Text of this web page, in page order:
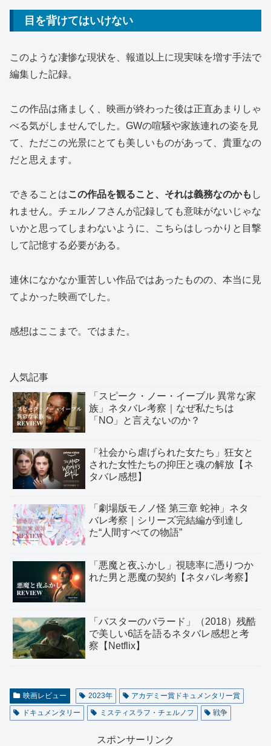
目を背けてはいけない
このような凄惨な現状を、報道以上に現実味を増す手法で
編集した記録。
この作品は痛ましく、映画が終わった後は正直あまりしゃ
べる気がしませんでした。GWの喧騒や家族連れの姿を見
て、ただこの光景にとても美しいものがあって、貴重なの
だと思えます。
できることはこの作品を観ること、それは義務なのかも し
れません。チェルノフさんが記録しても意味がないじゃな
いかと思ってしまわないように、こちらはしっかりと目撃
して記憶する必要がある。
連休になかなか重苦しい作品ではあったものの、本当に見
てよかった映画でした。
感想はここまで。ではまた。
人気記事
「スピーク・ノー・イーブル 異常な家
族」ネタバレ考察｜なぜ私たちは
「NO」と言えないのか？
「社会から虐げられた女たち」狂女と
された女性たちの抑圧と魂の解放【ネ
タバレ感想】
「劇場版モノノ怪 第三章 蛇神」ネタ
バレ考察｜シリーズ完結編が到達し
た“人間すべての物語”
「悪魔と夜ふかし」視聴率に憑りつか
れた男と悪魔の契約【ネタバレ考察】
「バスターのバラード」（2018）残酷
で美しい6話を語るネタバレ感想と考
察【Netflix】
映画レビュー 2023年
アカデミー賞ドキュメンタリー賞
ドキュメンタリー
ミスティスラフ・チェルノフ 戦争
スポンサーリンク